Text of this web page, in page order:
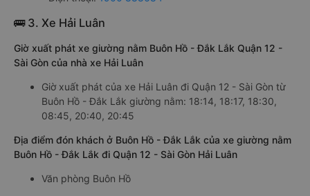
🚌 3. Xe Hải Luân
Giờ xuất phát xe giường nằm Buôn Hồ - Đắk Lắk Quận 12 -
Sài Gòn của nhà xe Hải Luân
Giờ xuất phát của xe Hải Luân đi Quận 12 - Sài Gòn từ
Buôn Hồ - Đắk Lắk giường nằm: 18:14, 18:17, 18:30,
08:45, 20:40, 20:45
Địa điểm đón khách ở Buôn Hồ - Đắk Lắk của xe giường nằm
Buôn Hồ - Đắk Lắk đi Quận 12 - Sài Gòn Hải Luân
Văn phòng Buôn Hồ